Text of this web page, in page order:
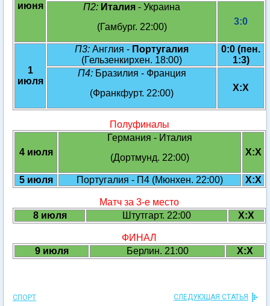
июня П2: Италия - Украина
(Гамбург. 22:00)
3:0
1
июля
П3: Англия - Португалия
(Гельзенкирхен. 18:00)
0:0 (пен.
1:3)
П4: Бразилия - Франция
(Франкфурт. 22:00)
X:X
Полуфиналы
4 июля
Германия - Италия
(Дортмунд. 22:00)
X:X
5 июля Португалия - П4 (Мюнхен. 22:00) X:X
Матч за 3-е место
8 июля
Штутгарт. 22:00 X:X
ФИНАЛ
9 июля
Берлин. 21:00 X:X
СПОРТ СЛЕДУЮЩАЯ СТАТЬЯ